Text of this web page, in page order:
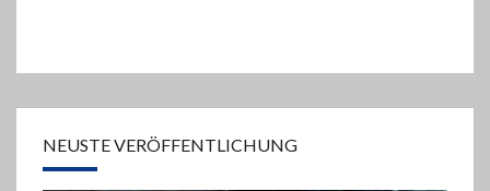
NEUSTE VERÖFFENTLICHUNG